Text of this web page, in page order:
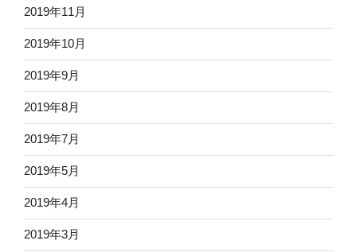
2019年11月
2019年10月
2019年9月
2019年8月
2019年7月
2019年5月
2019年4月
2019年3月